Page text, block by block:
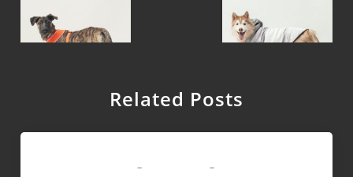
Related Posts
- -